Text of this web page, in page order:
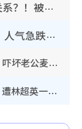
叶泓文拍拖一周年亲口否认情侣关系？！被质疑感情造假竟称GM“普通同事”
30岁男艺人低调宣布已秘密离巢！人气急跌变失踪人口：“这几年过得并不容易”
简淑儿染金发剪短头发气质判若两人！吓坏老公麦大力都认不出：“你做什么？”
TVB新闻主播陈嘉欣镜头前罕见失守！遭林超英一句话突袭吓坏当场大笑